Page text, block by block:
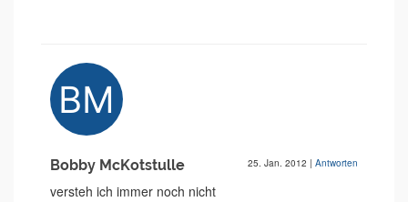
Bobby McKotstulle 25. Jan. 2012 | Antworten
versteh ich immer noch nicht